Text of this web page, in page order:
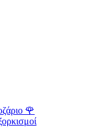
🌹